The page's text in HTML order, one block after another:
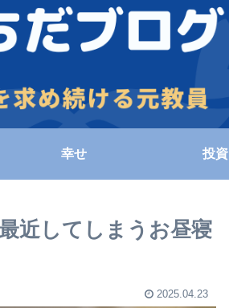
幸せ 投資
近してしまうお昼寝
2025.04.23